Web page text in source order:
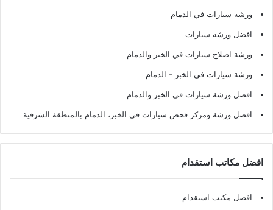
ورشة سيارات في الدمام
افضل ورشة سيارات
ورشة اصلاح سيارات في الخبر والدمام
ورشة سيارات في الخبر - الدمام
افضل ورشة سيارات في الخبر والدمام
افضل ورشة ومركز فحص سيارات في الخبر، الدمام بالمنطقة الشرقية
افضل مكاتب استقدام
افضل مكتب استقدام